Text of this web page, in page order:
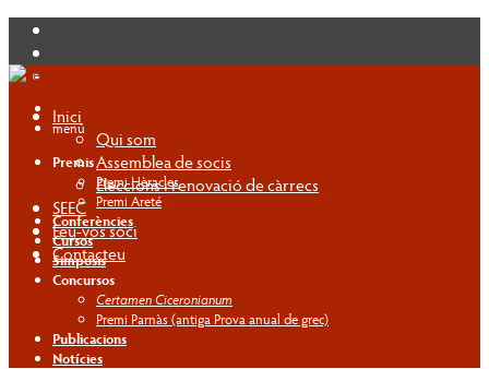
Inici
Qui som
Assemblea de socis
Eleccions i renovació de càrrecs
SEEC
Feu-vos soci
Contacteu
menú
Premis
Premi Hèracles
Premi Areté
Conferències
Cursos
Simposis
Concursos
Certamen Ciceronianum
Premi Parnàs (antiga Prova anual de grec)
Publicacions
Notícies